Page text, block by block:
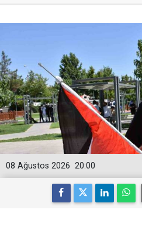
20:00
08 Ağustos 2026